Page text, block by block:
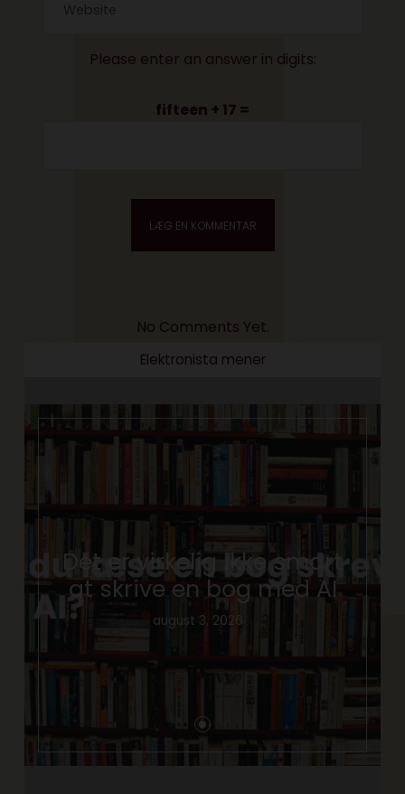
Please enter an answer in digits:
fifteen + 17 =
No Comments Yet.
Elektronista mener
Det er virkelig ikke smart
at skrive en bog med AI
august 3, 2026